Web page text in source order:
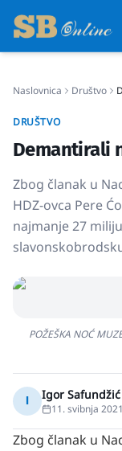
Gospodarstvo
Život
Crna kronika
Sport
Osmrtnice
Naslovnica Društvo
DRUŠTVO
Demantirali
Zbog članak u
HDZ-ovca Pere
najmanje 27
POŽEŠKA NOĆ
I Igor Safundžić
11. svibnja
Zbog članak u